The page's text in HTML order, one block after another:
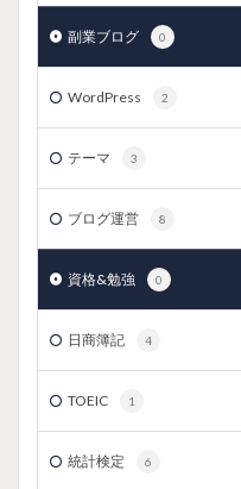
副業ブログ 0
WordPress 2
テーマ 3
ブログ運営 8
資格&勉強 0
日商簿記 4
TOEIC 1
統計検定 6